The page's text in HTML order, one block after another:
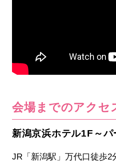
会場までのアクセ
新潟京浜ホテル1F～
JR「新潟駅」万代口徒歩2